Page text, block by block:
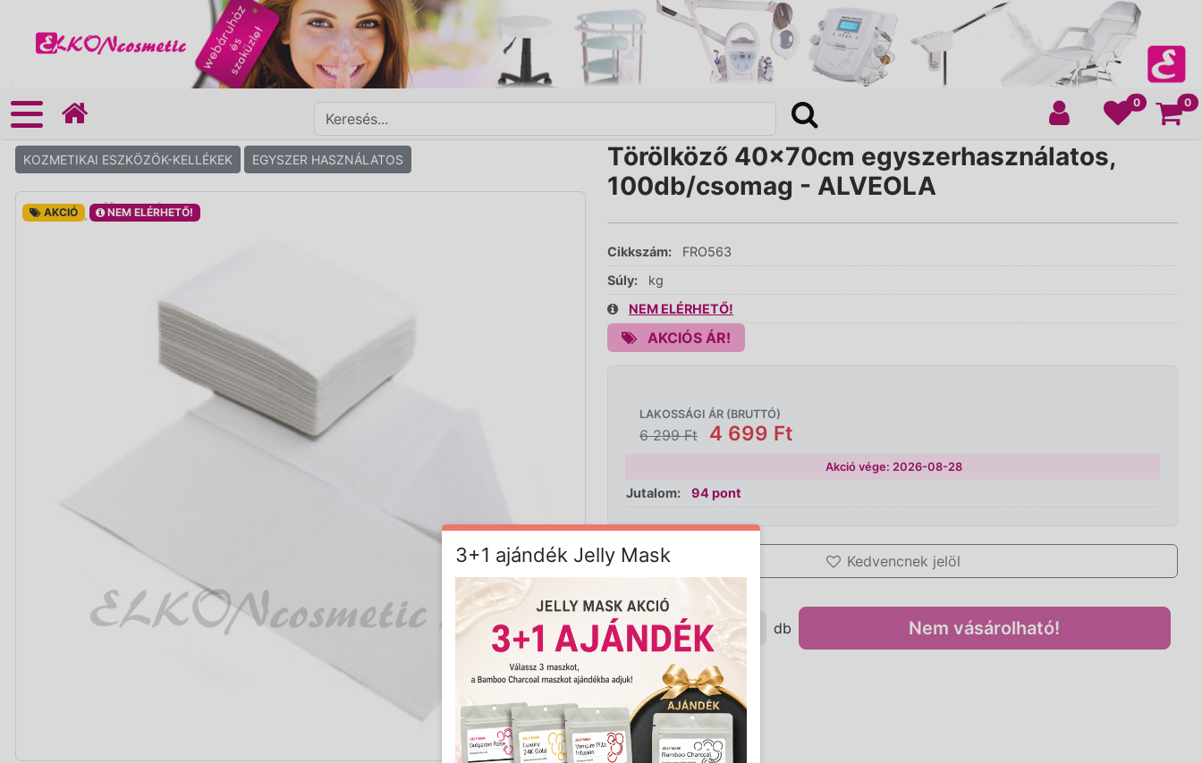
0 0
KOZMETIKAI ESZKÖZÖK-KELLÉKEK EGYSZER HASZNÁLATOS
AKCIÓ NEM ELÉRHETŐ!
Törölköző 40x70cm egyszerhasználatos,
100db/csomag - ALVEOLA
Cikkszám:
FRO563
Súly:
kg
NEM ELÉRHETŐ!
AKCIÓS ÁR!
LAKOSSÁGI ÁR (BRUTTÓ)
6 299 Ft 4 699 Ft
Akció vége: 2026-08-28
Jutalom: 94 pont
Kedvencnek jelöl
Mennyiség: db Nem vásárolható!
3+1 ajándék Jelly Mask